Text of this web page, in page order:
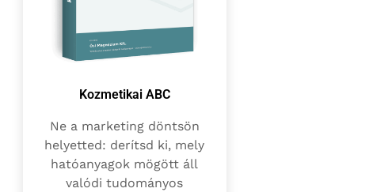
Kozmetikai ABC
Ne a marketing döntsön
helyetted: derítsd ki, mely
hatóanyagok mögött áll
valódi tudományos